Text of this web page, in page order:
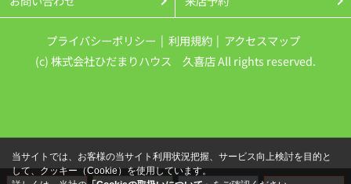
プライバシーポリシー 利用規約
アクセスマップ
(c) 株式会社ひだまりハウス 久喜店 All rights reserved.
当サイトでは、お客様の当サイト利用状況把握、サービス向上検討を目的と
して、クッキー（Cookie）を使用しています。